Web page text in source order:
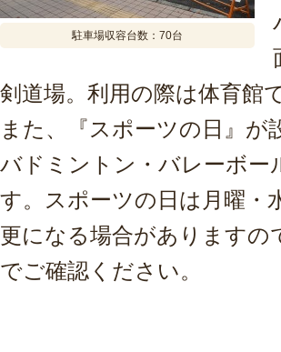
駐車場収容台数：70台
剣道場。利用の際は体育館
また、『スポーツの日』が
バドミントン・バレーボー
す。スポーツの日は月曜・
更になる場合がありますの
でご確認ください。